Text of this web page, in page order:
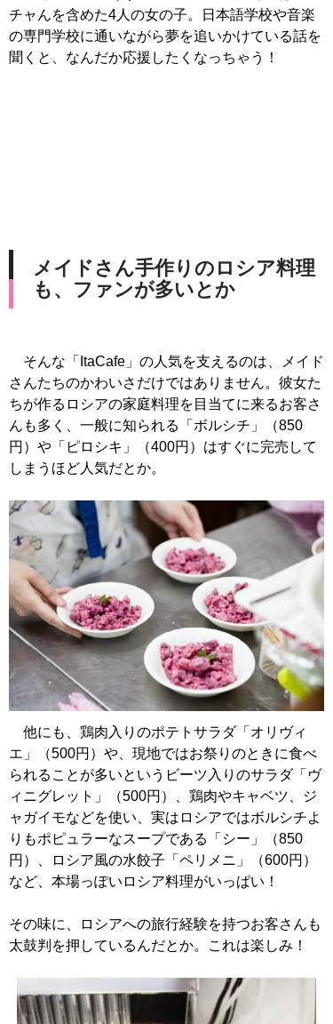
チャんを含めた4人の女の子。日本語学校や音楽
の専門学校に通いながら夢を追いかけている話を
聞くと、なんだか応援したくなっちゃう！
メイドさん手作りのロシア料理
も、ファンが多いとか
そんな「ItaCafe」の人気を支えるのは、メイド
さんたちのかわいさだけではありません。彼女た
ちが作るロシアの家庭料理を目当てに来るお客さ
んも多く、一般に知られる「ボルシチ」（850
円）や「ピロシキ」（400円）はすぐに完売して
しまうほど人気だとか。
他にも、鶏肉入りのポテトサラダ「オリヴィ
エ」（500円）や、現地ではお祭りのときに食べ
られることが多いというビーツ入りのサラダ「ヴ
ィニグレット」（500円）、鶏肉やキャベツ、ジ
ャガイモなどを使い、実はロシアではボルシチよ
りもポピュラーなスープである「シー」（850
円）、ロシア風の水餃子「ペリメニ」（600円）
など、本場っぽいロシア料理がいっぱい！
その味に、ロシアへの旅行経験を持つお客さんも
太鼓判を押しているんだとか。これは楽しみ！